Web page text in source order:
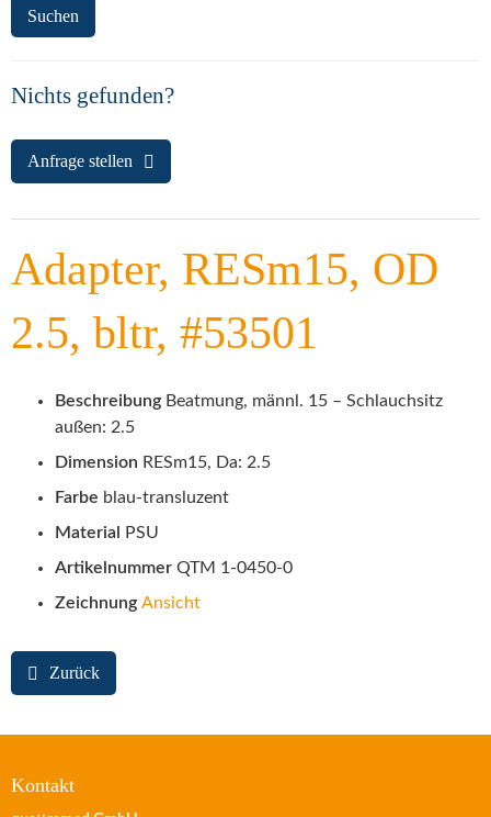
Nichts gefunden?
Anfrage stellen
Adapter, RESm15, OD
2.5, bltr, #53501
Beschreibung Beatmung, männl. 15 – Schlauchsitz
außen: 2.5
Dimension RESm15, Da: 2.5
Farbe blau-transluzent
Material
PSU
Artikelnummer QTM 1-0450-0
Zeichnung Ansicht
Zurück
Kontakt